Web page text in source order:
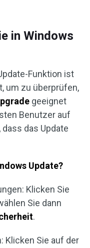
in Windows
Funktion ist
um zu überprüfen,
geeignet
Benutzer auf
das Update
Update?
Klicken Sie
Sie dann
.
Klicken Sie auf der